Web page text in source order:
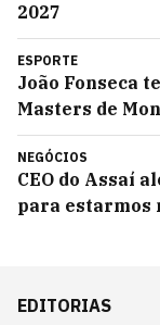
2027
ESPORTE
João Fonseca
Masters de
NEGÓCIOS
CEO do Assaí
para estarmos
EDITORIAS